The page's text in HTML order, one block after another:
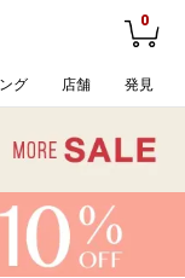
0
グ 店舗 発見